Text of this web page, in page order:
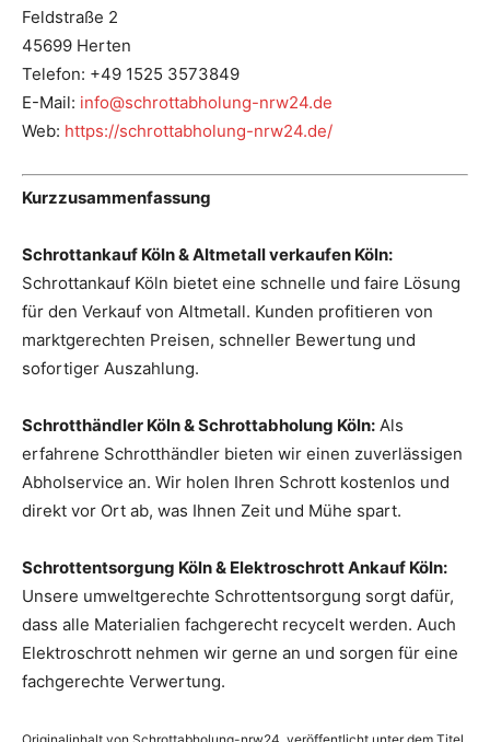
Feldstraße 2
45699 Herten
Telefon: +49 1525 3573849
E-Mail: info@schrottabholung-nrw24.de
Web: https://schrottabholung-nrw24.de/
Kurzzusammenfassung
Schrottankauf Köln & Altmetall verkaufen Köln:
Schrottankauf Köln bietet eine schnelle und faire Lösung
für den Verkauf von Altmetall. Kunden profitieren von
marktgerechten Preisen, schneller Bewertung und
sofortiger Auszahlung.
Schrotthändler Köln & Schrottabholung Köln: Als
erfahrene Schrotthändler bieten wir einen zuverlässigen
Abholservice an. Wir holen Ihren Schrott kostenlos und
direkt vor Ort ab, was Ihnen Zeit und Mühe spart.
Schrottentsorgung Köln & Elektroschrott Ankauf Köln:
Unsere umweltgerechte Schrottentsorgung sorgt dafür,
dass alle Materialien fachgerecht recycelt werden. Auch
Elektroschrott nehmen wir gerne an und sorgen für eine
fachgerechte Verwertung.